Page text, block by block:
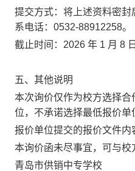
提交方式：将上述资料密
系电话：0532-88912258。
截止时间：2026 年 1 月 8
五、其他说明
本次询价仅作为校方选择
位，不承诺选择最低报价单
报价单位提交的报价文件
本询价函未尽事宜，可与
青岛市供销中专学校